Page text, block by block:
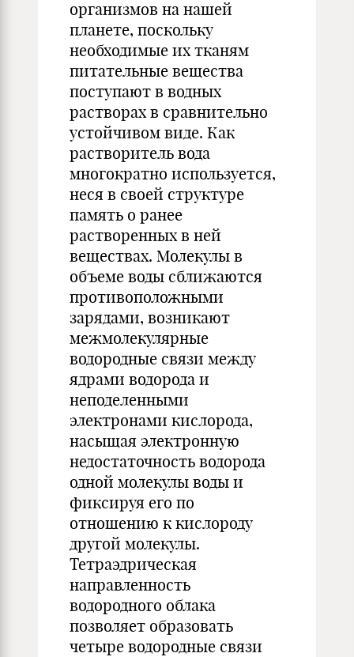
организмов на нашей
планете, поскольку
необходимые их тканям
питательные вещества
поступают в водных
растворах в сравнительно
устойчивом виде. Как
растворитель вода
многократно используется,
неся в своей структуре
память о ранее
растворенных в ней
веществах. Молекулы в
объеме воды сближаются
противоположными
зарядами, возникают
межмолекулярные
водородные связи между
ядрами водорода и
неподеленными
электронами кислорода,
насыщая электронную
недостаточность водорода
одной молекулы воды и
фиксируя его по
отношению к кислороду
другой молекулы.
Тетраэдрическая
направленность
водородного облака
позволяет образовать
четыре водородные связи